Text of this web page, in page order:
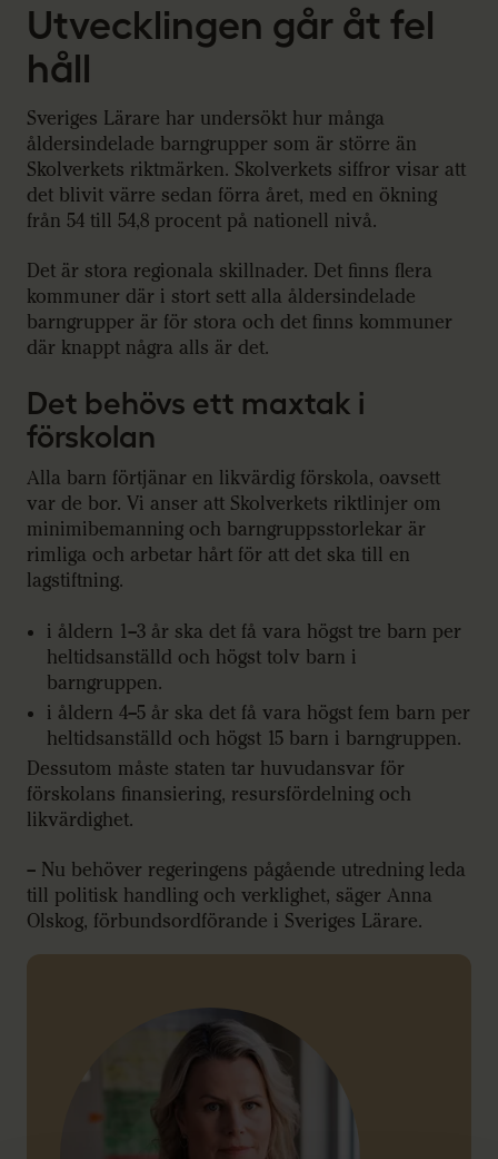
Utvecklingen går åt fel
håll
Sveriges Lärare har undersökt hur många
åldersindelade barngrupper som är större än
Skolverkets riktmärken. Skolverkets siffror visar att
det blivit värre sedan förra året, med en ökning
från 54 till 54,8 procent på nationell nivå.
Det är stora regionala skillnader. Det finns flera
kommuner där i stort sett alla åldersindelade
barngrupper är för stora och det finns kommuner
där knappt några alls är det.
Det behövs ett maxtak i
förskolan
Alla barn förtjänar en likvärdig förskola, oavsett
var de bor. Vi anser att Skolverkets riktlinjer om
minimibemanning och barngruppsstorlekar är
rimliga och arbetar hårt för att det ska till en
lagstiftning.
i åldern 1–3 år ska det få vara högst tre barn per
heltidsanställd och högst tolv barn i
barngruppen.
i åldern 4–5 år ska det få vara högst fem barn per
heltidsanställd och högst 15 barn i barngruppen.
Dessutom måste staten tar huvudansvar för
förskolans finansiering, resursfördelning och
likvärdighet.
– Nu behöver regeringens pågående utredning leda
till politisk handling och verklighet, säger Anna
Olskog, förbundsordförande i Sveriges Lärare.